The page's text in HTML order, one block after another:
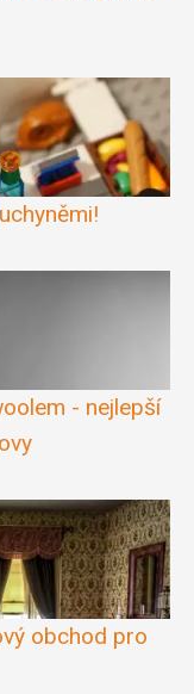
- nejlepší
obchod pro